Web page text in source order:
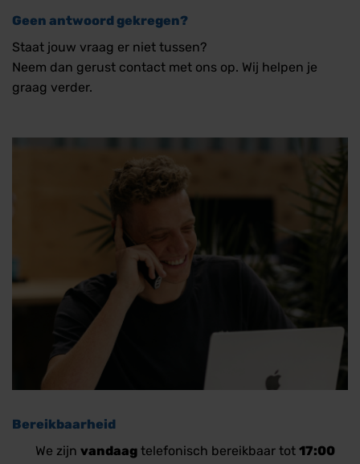
Geen antwoord gekregen?
Staat jouw vraag er niet tussen?
Neem dan gerust contact met ons op. Wij helpen je
graag verder.
Bereikbaarheid
We zijn vandaag telefonisch bereikbaar tot 17:00